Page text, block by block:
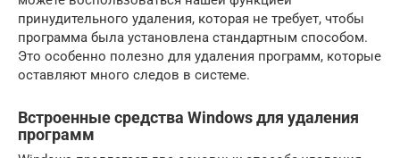
принудительного удаления, которая не требует, чтобы
программа была установлена стандартным способом.
Это особенно полезно для удаления программ, которые
оставляют много следов в системе.
Встроенные средства Windows для удаления
программ